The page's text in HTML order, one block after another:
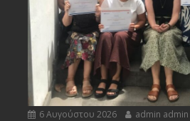
6 Αυγούστου 2026 admin admin